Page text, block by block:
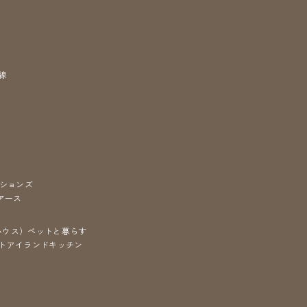
ョンズ
ース
ス） ペットと暮らす
アイランドキッチン